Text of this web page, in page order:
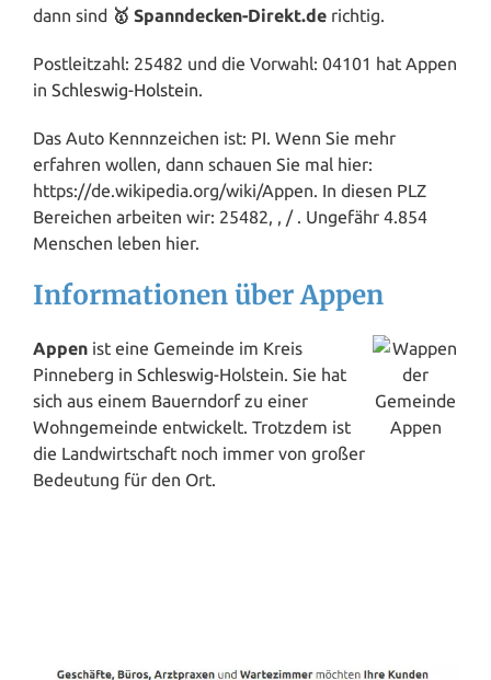
dann sind 🥇 Spanndecken-Direkt.de richtig.
Postleitzahl: 25482 und die Vorwahl: 04101 hat Appen
in Schleswig-Holstein.
Das Auto Kennnzeichen ist: PI. Wenn Sie mehr
erfahren wollen, dann schauen Sie mal hier:
https://de.wikipedia.org/wiki/Appen. In diesen PLZ
Bereichen arbeiten wir: 25482, , / . Ungefähr 4.854
Menschen leben hier.
Informationen über Appen
Appen ist eine Gemeinde im Kreis
Pinneberg in Schleswig-Holstein. Sie hat
sich aus einem Bauerndorf zu einer
Wohngemeinde entwickelt. Trotzdem ist
die Landwirtschaft noch immer von großer
Bedeutung für den Ort.